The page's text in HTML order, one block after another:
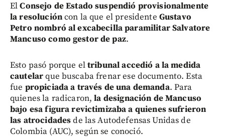
ElConsejo de Estado suspendió provisionalmente
la resolucióncon la que el presidente Gustavo
Petro nombró al excabecilla paramilitar Salvatore
Mancuso como gestor de paz.
Esto pasó porque eltribunal accedió a la medida
cautelarque buscaba frenar ese documento. Esta
fue propiciada a través de una demanda. Para
quienes la radicaron,la designación de Mancuso
bajo esa figura revictimizaba a quienes sufrieron
las atrocidadesde las Autodefensas Unidas de
Colombia (AUC), según se conoció.